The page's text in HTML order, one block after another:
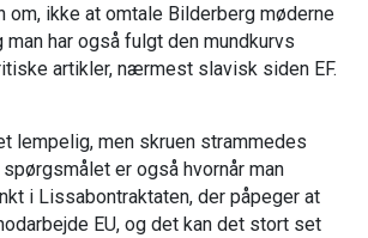
om, ikke at omtale Bilderberg møderne
man har også fulgt den mundkurvs
artikler, nærmest slavisk siden EF.
lempelig, men skruen strammedes
er også hvornår man
i Lissabontraktaten, der påpeger at
EU, og det kan det stort set